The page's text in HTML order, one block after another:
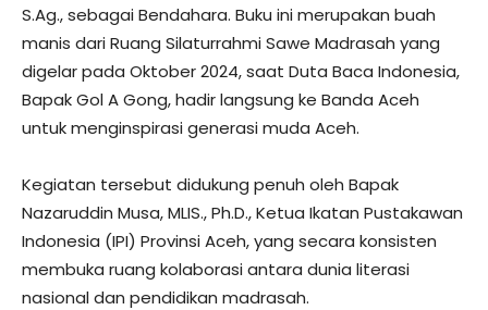
S.Ag., sebagai Bendahara. Buku ini merupakan buah
manis dari Ruang Silaturrahmi Sawe Madrasah yang
digelar pada Oktober 2024, saat Duta Baca Indonesia,
Bapak Gol A Gong, hadir langsung ke Banda Aceh
untuk menginspirasi generasi muda Aceh.
Kegiatan tersebut didukung penuh oleh Bapak
Nazaruddin Musa, MLIS., Ph.D., Ketua Ikatan Pustakawan
Indonesia (IPI) Provinsi Aceh, yang secara konsisten
membuka ruang kolaborasi antara dunia literasi
nasional dan pendidikan madrasah.